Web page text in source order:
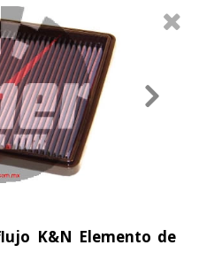
0
K&N Elemento de